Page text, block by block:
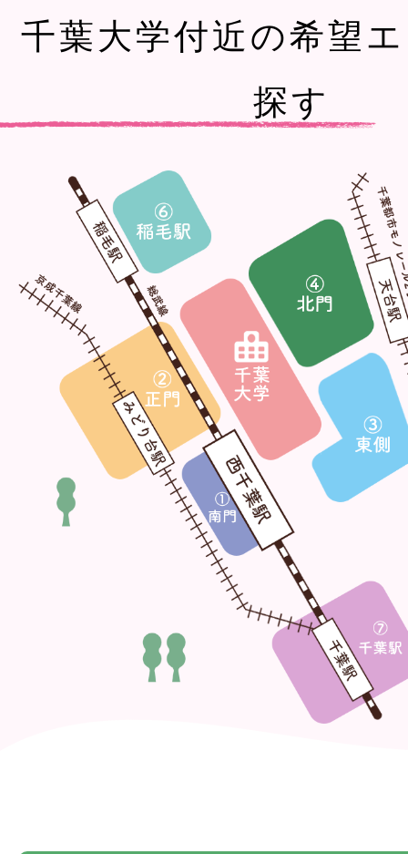
千葉大学付近の希望
探す